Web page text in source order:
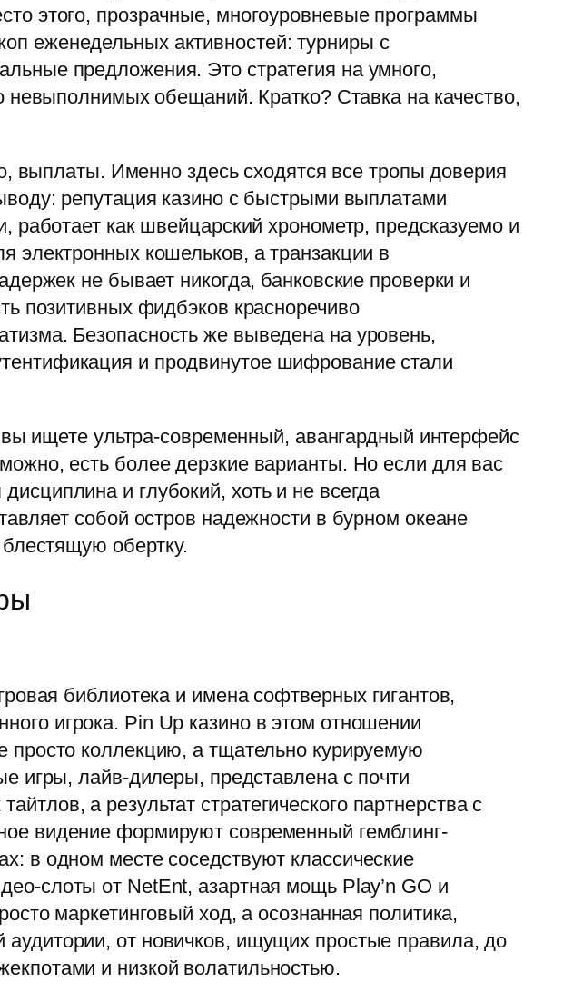
этого, прозрачные, многоуровневые программы
еженедельных активностей: турниры с
предложения. Это стратегия на умного,
невыполнимых обещаний. Кратко? Ставка на качество,
выплаты. Именно здесь сходятся все тропы доверия
репутация казино с быстрыми выплатами
работает как швейцарский хронометр, предсказуемо и
электронных кошельков, а транзакции в
не бывает никогда, банковские проверки и
позитивных фидбэков красноречиво
Безопасность же выведена на уровень,
и продвинутое шифрование стали
ищете ультра-современный, авангардный интерфейс
есть более дерзкие варианты. Но если для вас
и глубокий, хоть и не всегда
собой остров надежности в бурном океане
обертку.
библиотека и имена софтверных гигантов,
игрока. Pin Up казино в этом отношении
просто коллекцию, а тщательно курируемую
игры, лайв-дилеры, представлена с почти
а результат стратегического партнерства с
видение формируют современный гемблинг-
в одном месте соседствуют классические
слоты от NetEnt, азартная мощь Play’n GO и
маркетинговый ход, а осознанная политика,
от новичков, ищущих простые правила, до
и низкой волатильностью.